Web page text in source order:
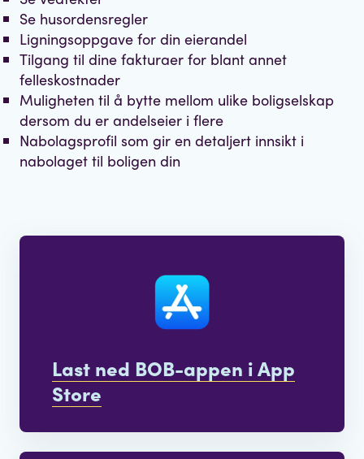
Se husordensregler
Ligningsoppgave for din eierandel
Tilgang til dine fakturaer for blant annet
felleskostnader
Muligheten til å bytte mellom ulike boligselskap
dersom du er andelseier i flere
Nabolagsprofil som gir en detaljert innsikt i
nabolaget til boligen din
Last ned BOB-appen i App
Store